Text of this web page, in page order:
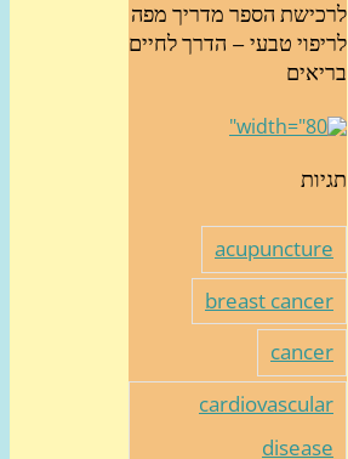
לרכישת הספר מדריך מפה
לריפוי טבעי – הדרך לחיים
בריאים
תגיות
acupuncture
breast cancer
cancer
cardiovascular
disease